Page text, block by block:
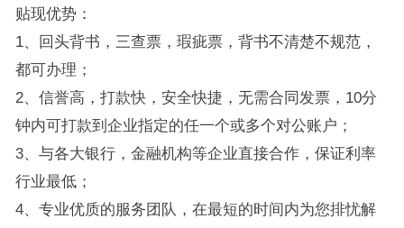
贴现优势：
1、回头背书，三查票，瑕疵票，背书不清楚不规范，
都可办理；
2、信誉高，打款快，安全快捷，无需合同发票，10分
钟内可打款到企业指定的任一个或多个对公账户；
3、与各大银行，金融机构等企业直接合作，保证利率
行业最低；
4、专业优质的服务团队，在最短的时间内为您排忧解